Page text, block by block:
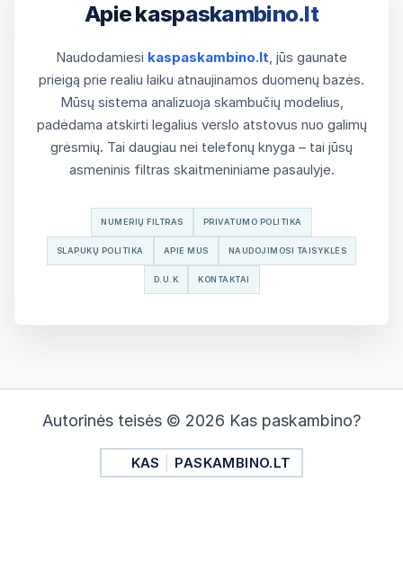
Apie kaspaskambino.lt
Naudodamiesi kaspaskambino.lt, jūs gaunate
prieigą prie realiu laiku atnaujinamos duomenų bazės.
Mūsų sistema analizuoja skambučių modelius,
padėdama atskirti legalius verslo atstovus nuo galimų
grėsmių. Tai daugiau nei telefonų knyga – tai jūsų
asmeninis filtras skaitmeniniame pasaulyje.
NUMERIŲ FILTRAS PRIVATUMO POLITIKA
SLAPUKŲ POLITIKA APIE MUS NAUDOJIMOSI TAISYKLĖS
D.U.K KONTAKTAI
Autorinės teisės © 2026 Kas paskambino?
KAS PASKAMBINO.LT